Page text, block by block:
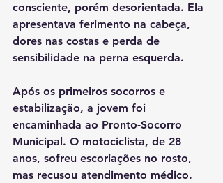
consciente, porém desorientada. Ela
apresentava ferimento na cabeça,
dores nas costas e perda de
sensibilidade na perna esquerda.
Após os primeiros socorros e
estabilização, a jovem foi
encaminhada ao Pronto-Socorro
Municipal. O motociclista, de 28
anos, sofreu escoriações no rosto,
mas recusou atendimento médico.